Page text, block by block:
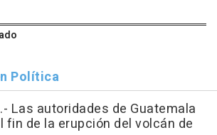
Política
Las autoridades de Guatemala
fin de la erupción del volcán de